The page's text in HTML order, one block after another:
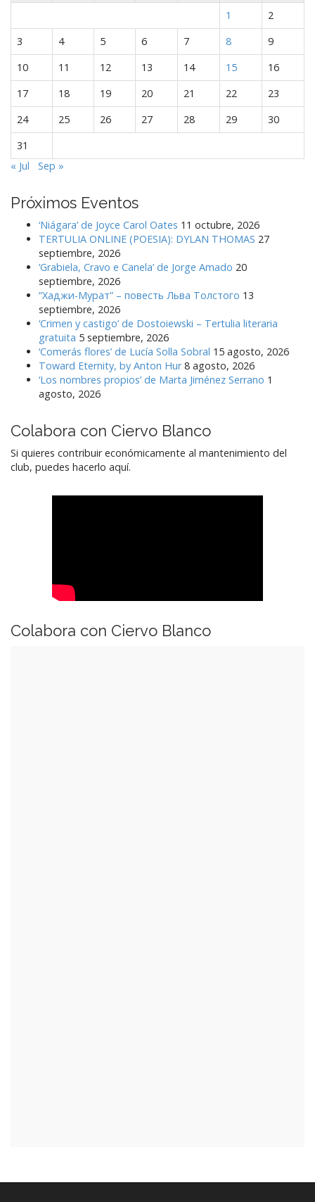
1
2
3
4 5 6 7 8
9
10
11 12 13 14 15
16
17
18 19 20 21 22
23
24
25 26 27 28 29
30
31
« Jul
Sep »
Próximos Eventos
‘Niágara’ de Joyce Carol Oates 11 octubre, 2026
TERTULIA ONLINE (POESIA): DYLAN THOMAS 27
septiembre, 2026
‘Grabiela, Cravo e Canela’ de Jorge Amado 20
septiembre, 2026
“Хаджи-Мурат” – повесть Льва Толстого 13
septiembre, 2026
‘Crimen y castigo’ de Dostoiewski – Tertulia literaria
gratuita 5 septiembre, 2026
‘Comerás flores’ de Lucía Solla Sobral 15 agosto, 2026
Toward Eternity, by Anton Hur 8 agosto, 2026
‘Los nombres propios’ de Marta Jiménez Serrano 1
agosto, 2026
Colabora con Ciervo Blanco
Si quieres contribuir económicamente al mantenimiento del
club, puedes hacerlo aquí.
Colabora con Ciervo Blanco